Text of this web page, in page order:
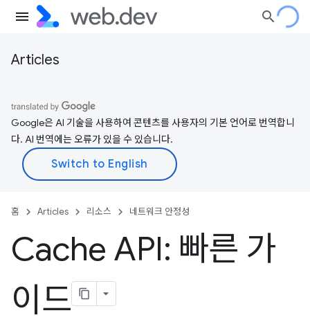
Articles
Google은 AI 기술을 사용하여 콘텐츠를 사용자의 기본 언어로 번역합니
다. AI 번역에는 오류가 있을 수 있습니다.
홈 Articles 리소스 네트워크 안정성
Cache API: 빠른 가
이드